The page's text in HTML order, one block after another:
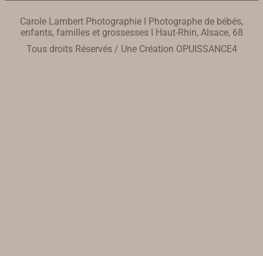
Carole Lambert Photographie I Photographe de bébés,
enfants, familles et grossesses I Haut-Rhin, Alsace, 68
Tous droits Réservés / Une Création OPUISSANCE4